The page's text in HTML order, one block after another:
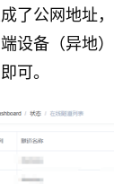
了公网地址
设备（异地
可。